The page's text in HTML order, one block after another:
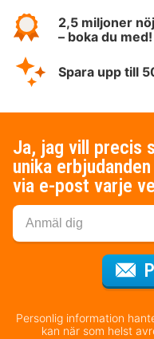
2,5 miljoner
– boka du med!
Spara upp till
Ja, jag vill precis
unika
via e-post varje
Personlig information
kan när som helst